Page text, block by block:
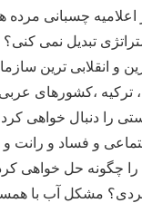
اعلامیه چسبانی مرده
تبدیل نمی
و انقلابی ترین
ترکیه ،کشورهای
را دنبال خواهی
و فساد و رانت
را چگونه حل خواهی
مشکل آب با